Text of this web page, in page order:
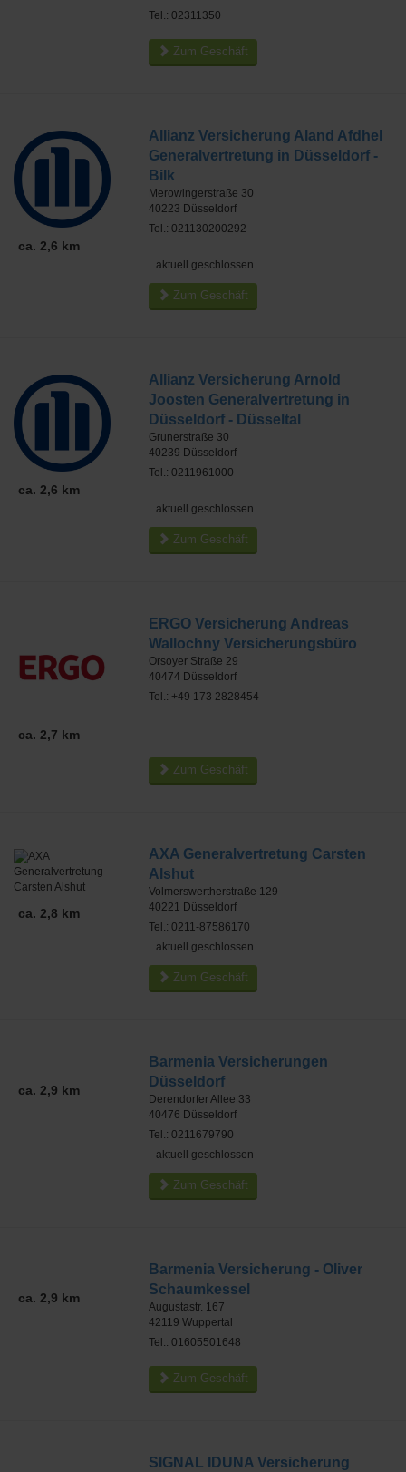
Tel.: 02311350
Zum Geschäft
ca. 2,6 km
Allianz Versicherung Aland Afdhel
Generalvertretung in Düsseldorf -
Bilk
Merowingerstraße 30
40223 Düsseldorf
Tel.: 021130200292
aktuell geschlossen
Zum Geschäft
ca. 2,6 km
Allianz Versicherung Arnold
Joosten Generalvertretung in
Düsseldorf - Düsseltal
Grunerstraße 30
40239 Düsseldorf
Tel.: 0211961000
aktuell geschlossen
Zum Geschäft
ca. 2,7 km
ERGO Versicherung Andreas
Wallochny Versicherungsbüro
Orsoyer Straße 29
40474 Düsseldorf
Tel.: +49 173 2828454
Zum Geschäft
ca. 2,8 km
AXA Generalvertretung Carsten
Alshut
Volmerswertherstraße 129
40221 Düsseldorf
Tel.: 0211-87586170
aktuell geschlossen
Zum Geschäft
ca. 2,9 km
Barmenia Versicherungen
Düsseldorf
Derendorfer Allee 33
40476 Düsseldorf
Tel.: 0211679790
aktuell geschlossen
Zum Geschäft
ca. 2,9 km
Barmenia Versicherung - Oliver
Schaumkessel
Augustastr. 167
42119 Wuppertal
Tel.: 01605501648
Zum Geschäft
SIGNAL IDUNA Versicherung